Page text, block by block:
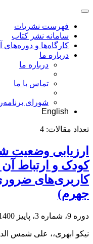
فهرست نشریات
سامانه نشر کتاب
کارگاه‌ها و
درباره ما
درباره ما
تماس با ما
شورای
English
تعداد مقالات: 4
ارزیابی وضعیت
کودک و ارتباط
کاربری‌های
جهرم)
دوره 9، شماره 3، پاییز 1400، صفحه
نیکو ابهری،، علی شمس